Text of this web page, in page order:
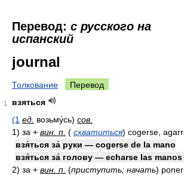
Перевод: с русского на
испанский
journal
Толкование Перевод
1
взяться
(1 ед. возьму́сь) сов.
1) за + вин. п. ( схватиться) cogerse,
взя́ться за́ руки — cogerse de la mano
взя́ться за́ голову — echarse las
2) за + вин. п. (приступить; начать)